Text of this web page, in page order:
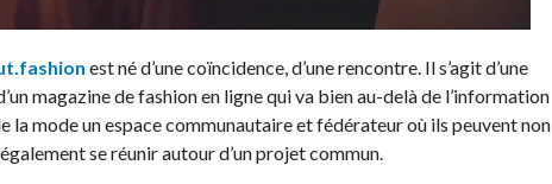
est né d’une coïncidence, d’une rencontre. Il s’agit d’une
magazine de fashion en ligne qui va bien au-delà de l’information
la mode un espace communautaire et fédérateur où ils peuvent non
se réunir autour d’un projet commun.